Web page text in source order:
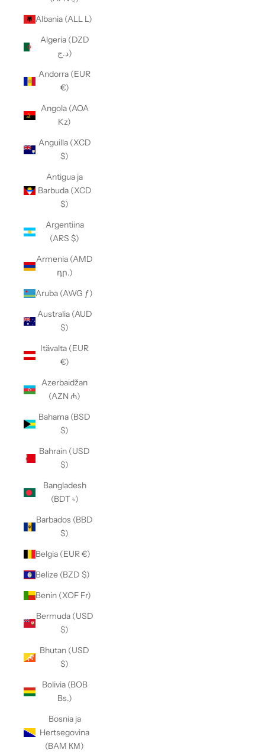
Albania (ALL L)
Algeria (DZD
د.ج)
Andorra (EUR
€)
Angola (AOA
Kz)
Anguilla (XCD
$)
Antigua ja
Barbuda (XCD
$)
Argentiina
(ARS $)
Armenia (AMD
դր.)
Aruba (AWG ƒ)
Australia (AUD
$)
Itävalta (EUR
€)
Azerbaidžan
(AZN ₼)
Bahama (BSD
$)
Bahrain (USD
$)
Bangladesh
(BDT ৳)
Barbados (BBD
$)
Belgia (EUR €)
Belize (BZD $)
Benin (XOF Fr)
Bermuda (USD
$)
Bhutan (USD
$)
Bolivia (BOB
Bs.)
Bosnia ja
Hertsegovina
(BAM КМ)